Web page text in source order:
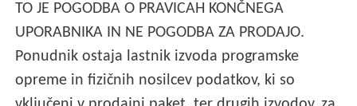
TO JE POGODBA O PRAVICAH KONČNEGA
UPORABNIKA IN NE POGODBA ZA PRODAJO.
Ponudnik ostaja lastnik izvoda programske
opreme in fizičnih nosilcev podatkov, ki so